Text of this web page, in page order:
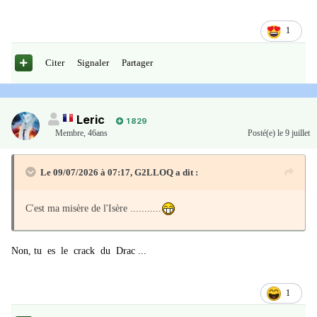
Pieux de bois, vestiges d'une jetée médiévale
Sous la surface, 20 000 vestiges : le musée archéologique qui défie
le temps
sont, elles, bien réelles. Le lac de Paladru n'abrite pas un village
exceptionnelle, séparés par près de 4 000 ans.
Colletière (l'an Mil) et les Baigneurs (2700 av. J.-C.) : deux
époques figées sur 392 hectares
1040, les Chartreux et la transgression lacustre : la vérité derrière
En 1040, trois sites littoraux, dont Ars, ont été abandonnés. La
eaux qui a ennoyé les habitations. Les vestiges, notamment des
1
Citer Signaler Partager
Leric
1 829
Membre 46ans Posté(e) le 9 juillet
Le 09/07/2026 à 07:17, G2LLOQ a dit :
C'est ma misère de l'Isère ...........
Non, tu es le crack du Drac ...
1